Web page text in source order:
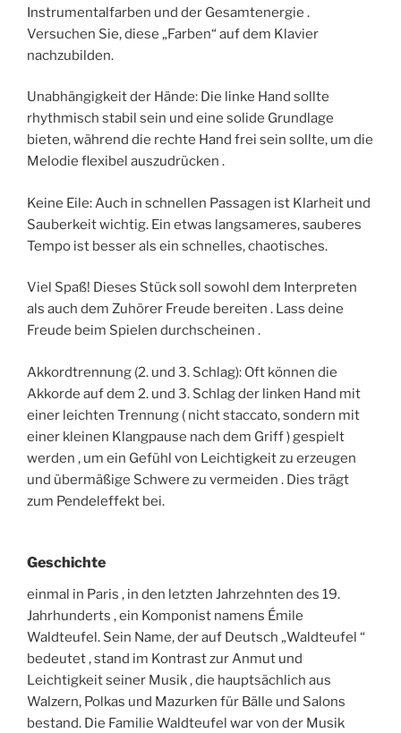
Instrumentalfarben und der Gesamtenergie .
Versuchen Sie, diese „Farben“ auf dem Klavier
nachzubilden.
Unabhängigkeit der Hände: Die linke Hand sollte
rhythmisch stabil sein und eine solide Grundlage
bieten, während die rechte Hand frei sein sollte, um die
Melodie flexibel auszudrücken .
Keine Eile: Auch in schnellen Passagen ist Klarheit und
Sauberkeit wichtig. Ein etwas langsameres, sauberes
Tempo ist besser als ein schnelles, chaotisches.
Viel Spaß! Dieses Stück soll sowohl dem Interpreten
als auch dem Zuhörer Freude bereiten . Lass deine
Freude beim Spielen durchscheinen .
Akkordtrennung (2. und 3. Schlag): Oft können die
Akkorde auf dem 2. und 3. Schlag der linken Hand mit
einer leichten Trennung ( nicht staccato, sondern mit
einer kleinen Klangpause nach dem Griff ) gespielt
werden , um ein Gefühl von Leichtigkeit zu erzeugen
und übermäßige Schwere zu vermeiden . Dies trägt
zum Pendeleffekt bei.
Geschichte
einmal in Paris , in den letzten Jahrzehnten des 19.
Jahrhunderts , ein Komponist namens Émile
Waldteufel. Sein Name, der auf Deutsch „Waldteufel “
bedeutet , stand im Kontrast zur Anmut und
Leichtigkeit seiner Musik , die hauptsächlich aus
Walzern, Polkas und Mazurken für Bälle und Salons
bestand. Die Familie Waldteufel war von der Musik